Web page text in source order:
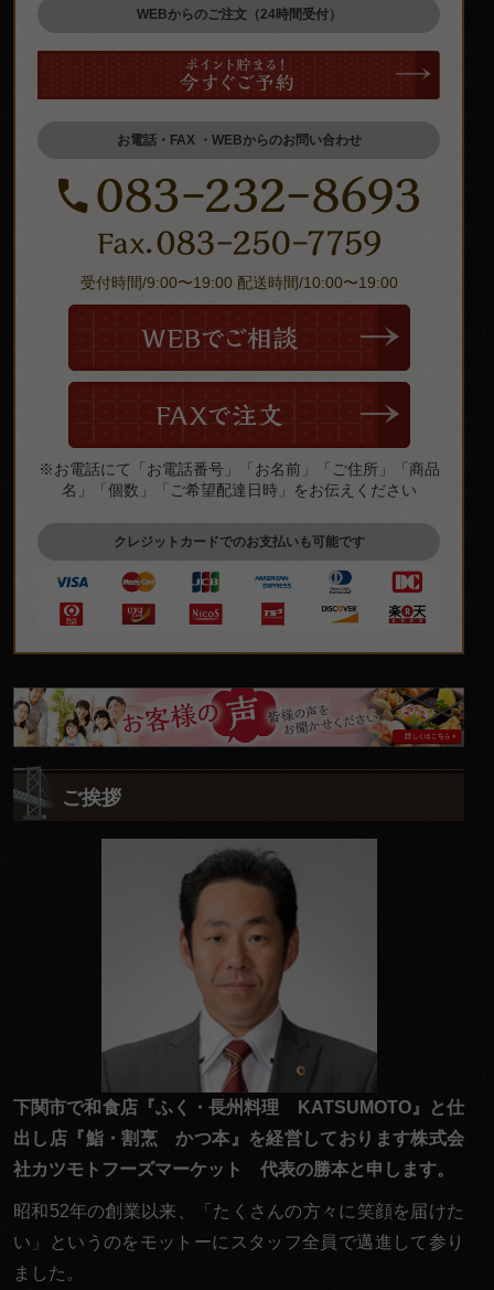
WEBからのご注文（24時間受付）
お電話・FAX ・WEBからのお問い合わせ
受付時間/9:00〜19:00 配送時間/10:00〜19:00
※お電話にて「お電話番号」「お名前」「ご住所」「商品
名」「個数」「ご希望配達日時」をお伝えください
クレジットカードでのお支払いも可能です
皆
様
の
ご
だ
さ
い。
ご挨拶
下関市で和食店『ふく・長州料理 KATSUMOTO』と仕
出し店『鮨・割烹 かつ本』を経営しております株式会
社カツモトフーズマーケット 代表の勝本と申します。
昭和52年の創業以来、「たくさんの方々に笑顔を届けた
い」というのをモットーにスタッフ全員で邁進して参り
ました。